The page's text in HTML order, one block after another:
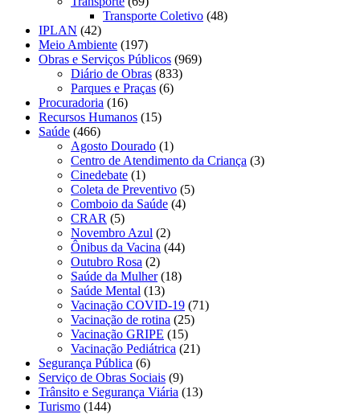
Transporte Coletivo (48)
IPLAN (42)
Meio Ambiente (197)
Obras e Serviços Públicos (969)
Diário de Obras (833)
Parques e Praças (6)
Procuradoria (16)
Recursos Humanos (15)
Saúde (466)
Agosto Dourado (1)
Centro de Atendimento da Criança (3)
Cinedebate (1)
Coleta de Preventivo (5)
Comboio da Saúde (4)
CRAR (5)
Novembro Azul (2)
Ônibus da Vacina (44)
Outubro Rosa (2)
Saúde da Mulher(18)
Saúde Mental (13)
Vacinação COVID-19 (71)
Vacinação de rotina (25)
Vacinação GRIPE (15)
Vacinação Pediátrica (21)
Segurança Pública (6)
Serviço de Obras Sociais (9)
Trânsito e Segurança Viária (13)
Turismo (144)